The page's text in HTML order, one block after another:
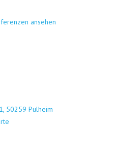
ansehen
50259 Pul­heim